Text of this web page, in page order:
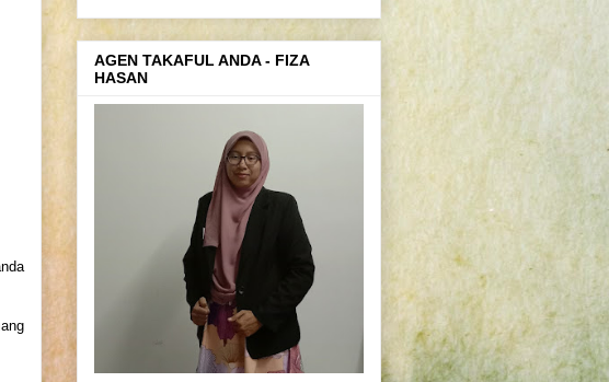
AGEN TAKAFUL ANDA - FIZA
HASAN